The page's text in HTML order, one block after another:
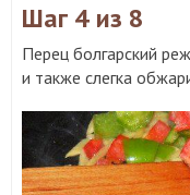
Шаг 4 из 8
Перец болгарский
и также слегка